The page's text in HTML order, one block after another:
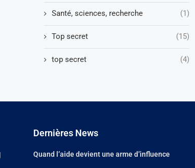
Santé, sciences, recherche (1)
Top secret (15)
top secret (4)
Dernières News
Quand l’aide devient une arme d’influence